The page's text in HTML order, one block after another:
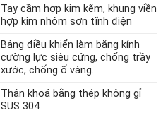
Tay cầm hợp kim kẽm, khung viền
hợp kim nhôm sơn tĩnh điện
Bảng điều khiển làm bằng kính
cường lực siêu cứng, chống trầy
xước, chống ố vàng.
Thân khoá bằng thép không gỉ
SUS 304